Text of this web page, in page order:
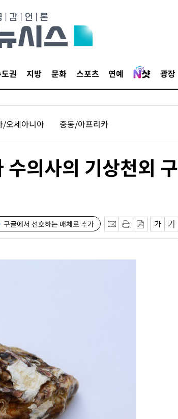
권 지방 문화 스포츠 연예 광장
/오세아니아 중동/아프리카
의사의 기상천외 구
구글에서 선호하는 매체로 추가